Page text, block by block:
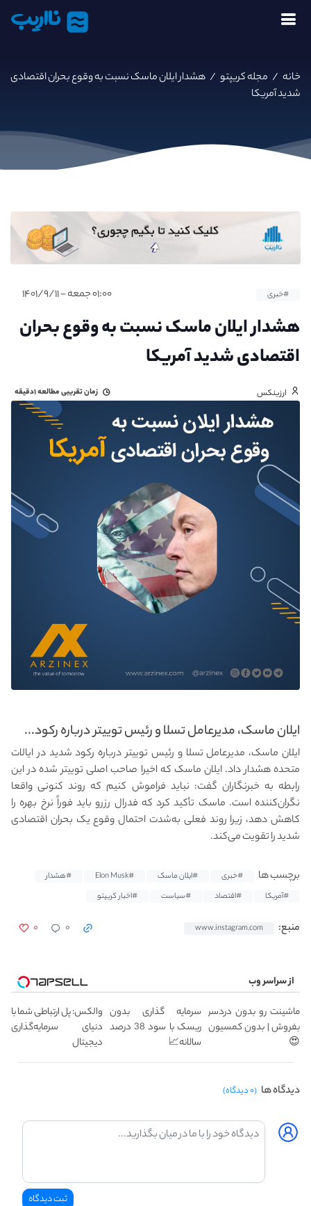
نااریب
خانه / مجله کریپتو / هشدار ایلان ماسک نسبت به وقوع بحران اقتصادی
شدید آمریکا
#خبری ۰۱:۰۰ جمعه - ۱۴۰۱/۹/۱۱
هشدار ایلان ماسک نسبت به وقوع بحران
اقتصادی شدید آمریکا
ارزینکس زمان تقریبی مطالعه۱دقیقه
ایلان ماسک، مدیرعامل تسلا و رئیس توییتر درباره رکود...
ایلان ماسک، مدیرعامل تسلا و رئیس توییتر درباره رکود شدید در ایالات
متحده هشدار داد. ایلان ماسک که اخیرا صاحب اصلی توییتر شده در این
رابطه به خبرنگاران گفت: نباید فراموش کنیم که روند کنونی واقعا
نگران‌کننده است. ماسک تأکید کرد که فدرال رزرو باید فوراً نرخ بهره را
کاهش دهد، زیرا روند فعلی‌ به‌شدت احتمال وقوع یک بحران اقتصادی
شدید را تقویت می‌کند.
برچسب ها #خبری #ایلان ماسک #Elon Musk
#هشدار
#آمریکا
#اقتصاد #سیاست #اخبار کریپتو
منبع: www.instagram.com ۰ ۰
از سراسر وب
ماشینت رو بدون دردسر
بفروش | بدون کمسیون
😍
سرمایه گذاری بدون
ریسک با سود 38 درصد
سالانه📈
والکس: پل ارتباطی شما با
دنیای سرمایه‌گذاری
دیجیتال
دیدگاه ها (۰ دیدگاه)